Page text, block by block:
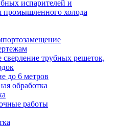
испарителей и
промышленного холода
сверление трубных решеток,
до 6 метров
обработка
работы